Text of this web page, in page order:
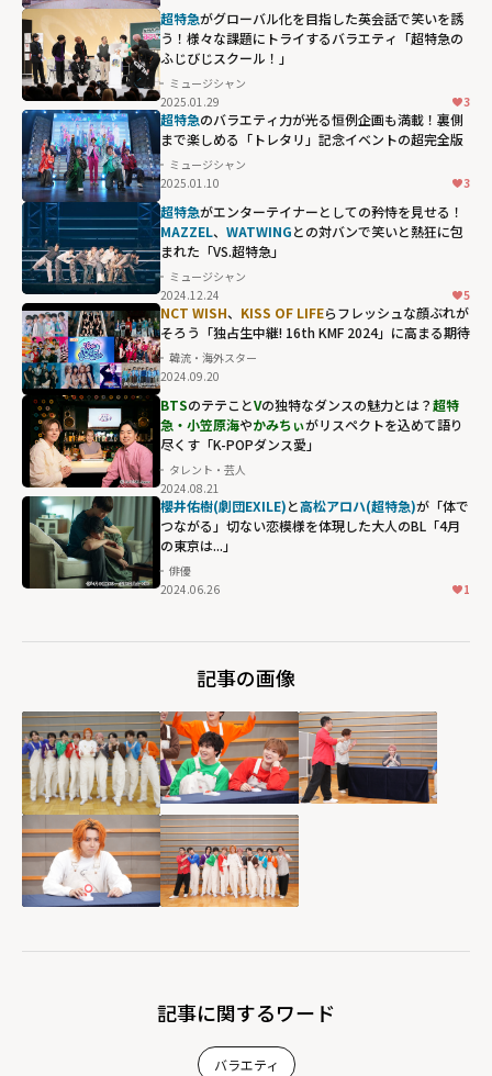
超特急がグローバル化を目指した英会話で笑いを誘
う！様々な課題にトライするバラエティ「超特急の
ふじびじスクール！」
ミュージシャン
2025.01.29
3
超特急のバラエティ力が光る恒例企画も満載！裏側
まで楽しめる「トレタリ」記念イベントの超完全版
ミュージシャン
2025.01.10
3
超特急がエンターテイナーとしての矜恃を見せる！
MAZZEL、 WATWINGとの対バンで笑いと熱狂に包
まれた「VS.超特急」
ミュージシャン
2024.12.24
5
NCT WISH、 KISS OF LIFEらフレッシュな顔ぶれが
そろう「独占生中継! 16th KMF 2024」に高まる期待
韓流・海外スター
2024.09.20
BTSのテテことVの独特なダンスの魅力とは？超特
急・小笠原海やかみちぃがリスペクトを込めて語り
尽くす「K-POPダンス愛」
タレント・芸人
2024.08.21
櫻井佑樹(劇団EXILE)と高松アロハ(超特急)が「体で
つながる」切ない恋模様を体現した大人のBL「4月
の東京は...」
俳優
2024.06.26
1
記事の画像
記事に関するワード
バラエティ